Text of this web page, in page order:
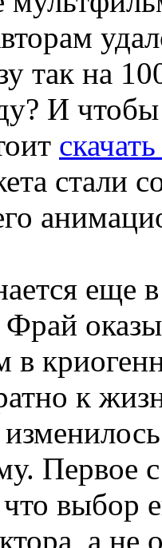
так на
И чтобы
стали
еще
к
Первое
выбор
а не